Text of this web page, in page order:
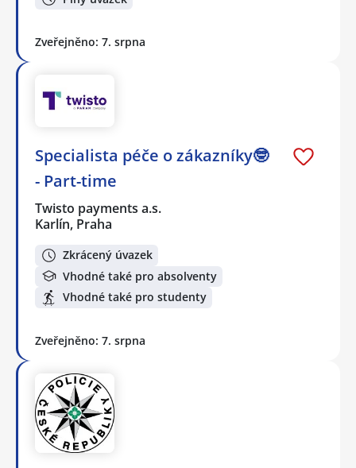
Zveřejněno: 7. srpna
Specialista péče o zákazníky🤓
- Part-time
Twisto payments a.s.
Karlín, Praha
Zkrácený úvazek
Vhodné také pro absolventy
Vhodné také pro studenty
Zveřejněno: 7. srpna